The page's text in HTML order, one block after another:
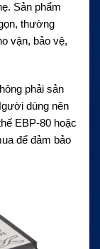
Sản phẩm
thường
vận, bảo vệ,
phải sản
dùng nên
EBP-80 hoặc
để đảm bảo